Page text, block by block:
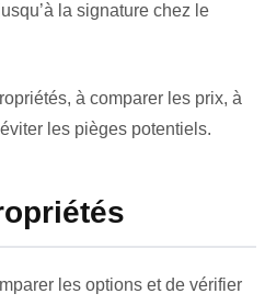
la signature chez le
à comparer les prix, à
les pièges potentiels.
les options et de vérifier